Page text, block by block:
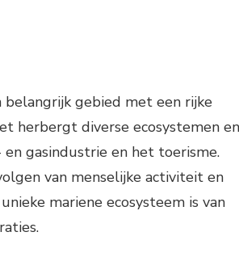
belangrijk gebied met een rijke
herbergt diverse ecosystemen en
gasindustrie en het toerisme.
van menselijke activiteit en
mariene ecosysteem is van